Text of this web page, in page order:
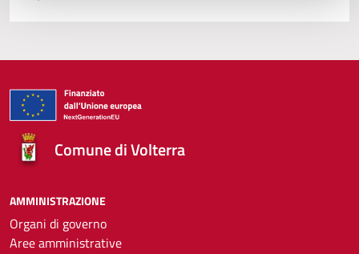
Comune di Volterra
AMMINISTRAZIONE
Organi di governo
Aree amministrative